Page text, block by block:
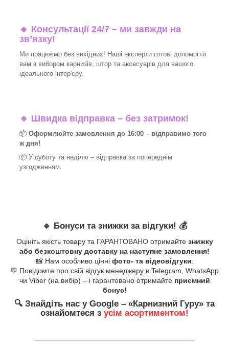
🔹 Консультації 24/7 – ми завжди на
зв’язку!
Ми працюємо без вихідних! Наші експерти готові допомогти
вам з вибором карнизів, штор та аксесуарів для вашого
ідеального інтер'єру.​
🔹 Швидка відправка – без затримок!
📦 Оформлюйте замовлення до 16:00 – відправимо того
ж дня!
📦 У суботу та неділю – відправка за попереднім
узгодженням.
🔹 Бонуси та знижки за відгуки! 💰
Оцініть якість товару та ГАРАНТОВАНО отримайте знижку
або безкоштовну доставку на наступне замовлення!
📸 Нам особливо цінні фото- та відеовідгуки.
💬 Повідомте про свій відгук менеджеру в Telegram, WhatsApp
чи Viber (на вибір) – і гарантовано отримайте приємний
бонус!
🔍 Знайдіть нас у Google – «Карнизний Гуру» та
ознайомтеся з усім асортиментом!